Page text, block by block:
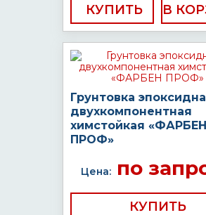
КУПИТЬ
Грунтовка
двухкомпонентная
химстойкая «ФАРБЕН
ПРОФ»
Цена:по
КУПИТЬ